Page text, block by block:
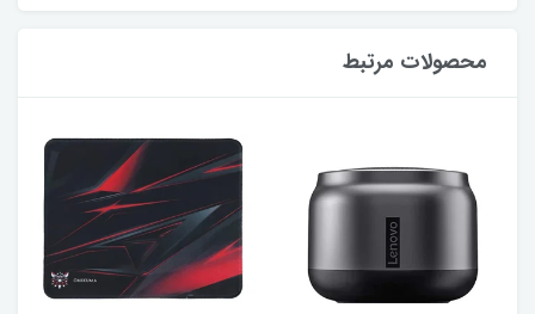
محصولات مرتبط